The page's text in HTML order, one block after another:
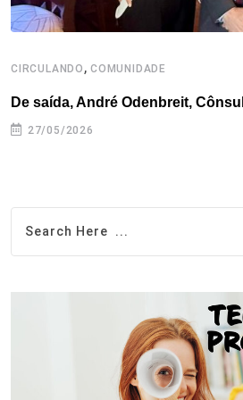
CIRCULANDO , COMUNIDADE
De saída, André Odenbreit,
27/05/2026